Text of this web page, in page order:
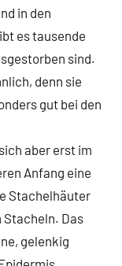
in den
es tausende
sind.
denn sie
gut bei den
aber erst im
Anfang eine
Stachelhäuter
Stacheln. Das
gelenkig